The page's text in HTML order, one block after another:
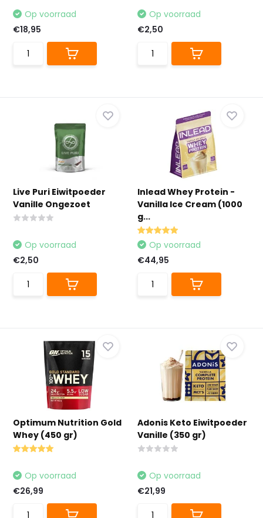
Op voorraad
€18,95
Op voorraad
€2,50
Live Puri Eiwitpoeder
Vanille Ongezoet
Op voorraad
€2,50
Inlead Whey Protein -
Vanilla Ice Cream (1000
g...
Op voorraad
€44,95
Optimum Nutrition Gold
Whey (450 gr)
Op voorraad
€26,99
Adonis Keto Eiwitpoeder
Vanille (350 gr)
Op voorraad
€21,99